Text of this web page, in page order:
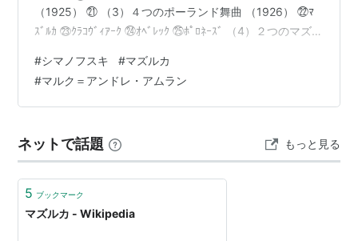
（1925） ㉑ （3）４つのポーランド舞曲 （1926） ㉒ﾏ
ｽﾞﾙｶ ㉓ｸﾗｺｳﾞｨｱｰｸ ㉔ｵﾍﾞﾚｯｸ ㉕ﾎﾟﾛﾈｰｽﾞ （4）２つのマズル
ムラン（ﾋﾟｱﾉ） 録音；2002年8月、ﾛﾝﾄﾞﾝ、ﾍﾝﾘｰ・ｳｯ
ﾄﾞ・ﾎｰﾙ Tot.71：32 CD/ｸﾗｼｯｸ/器楽曲/Ⓟ&Ⓒ 2003
Hyperion/輸入/中古…
#シマノフスキ #マズルカ
#マルク＝アンドレ・アムラン
ネットで話題 もっと見る
5 ブックマーク
マズルカ - Wikipedia